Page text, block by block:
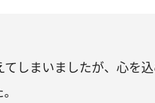
しまいましたが、心を